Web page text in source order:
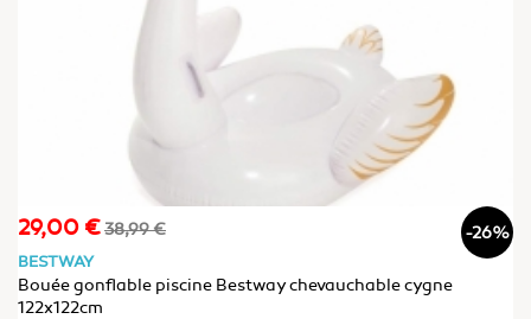
Prix
29,00 €Prix
38,99 € -26%
BESTWAY
Bouée gonflable piscine Bestway chevauchable cygne
122x122cm